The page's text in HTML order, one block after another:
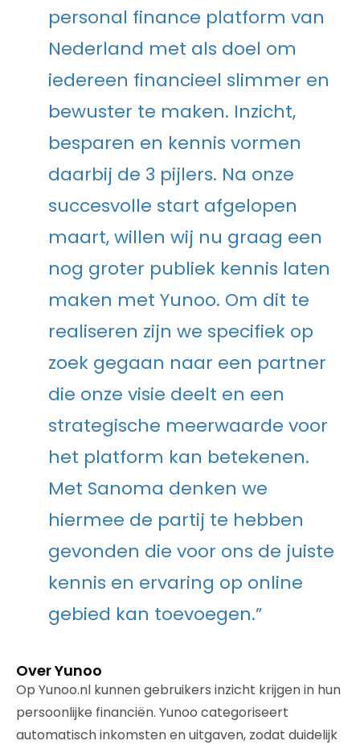
personal finance platform van
Nederland met als doel om
iedereen financieel slimmer en
bewuster te maken. Inzicht,
besparen en kennis vormen
daarbij de 3 pijlers. Na onze
succesvolle start afgelopen
maart, willen wij nu graag een
nog groter publiek kennis laten
maken met Yunoo. Om dit te
realiseren zijn we specifiek op
zoek gegaan naar een partner
die onze visie deelt en een
strategische meerwaarde voor
het platform kan betekenen.
Met Sanoma denken we
hiermee de partij te hebben
gevonden die voor ons de juiste
kennis en ervaring op online
gebied kan toevoegen.”
Over Yunoo
Op Yunoo.nl kunnen gebruikers inzicht krijgen in hun
persoonlijke financiën. Yunoo categoriseert
automatisch inkomsten en uitgaven, zodat duidelijk